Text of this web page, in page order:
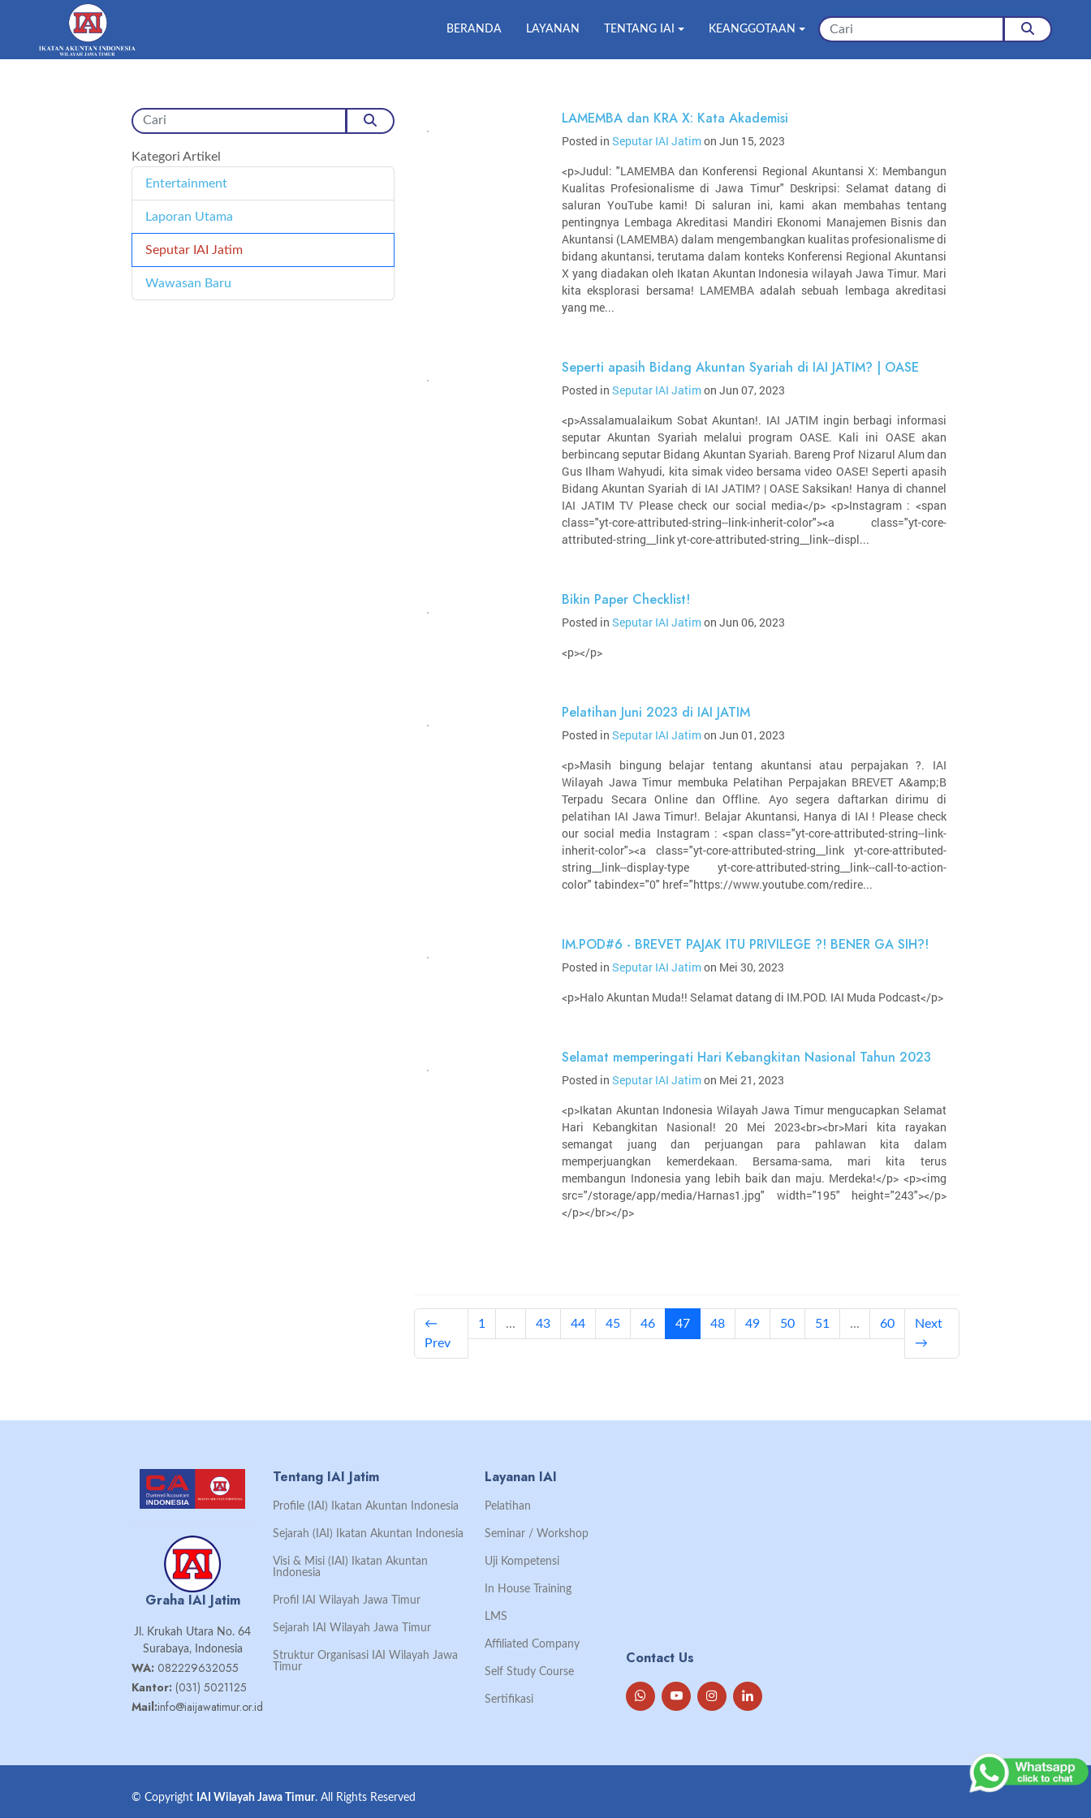
BERANDA LAYANAN TENTANG IAI KEANGGOTAAN
Kategori Artikel
Entertainment
Laporan Utama
Seputar IAI Jatim
Wawasan Baru
LAMEMBA dan KRA X: Kata Akademisi
Posted in Seputar IAI Jatimon Jun 15, 2023
<p>Judul: "LAMEMBA dan Konferensi Regional Akuntansi X: Membangun
Kualitas Profesionalisme di Jawa Timur" Deskripsi: Selamat datang di
saluran YouTube kami! Di saluran ini, kami akan membahas tentang
pentingnya Lembaga Akreditasi Mandiri Ekonomi Manajemen Bisnis dan
Akuntansi (LAMEMBA) dalam mengembangkan kualitas profesionalisme di
bidang akuntansi, terutama dalam konteks Konferensi Regional Akuntansi
X yang diadakan oleh Ikatan Akuntan Indonesia wilayah Jawa Timur. Mari
kita eksplorasi bersama! LAMEMBA adalah sebuah lembaga akreditasi
yang me...
Seperti apasih Bidang Akuntan Syariah di IAI JATIM? | OASE
Posted in Seputar IAI Jatimon Jun 07, 2023
<p>Assalamualaikum Sobat Akuntan!. IAI JATIM ingin berbagi informasi
seputar Akuntan Syariah melalui program OASE. Kali ini OASE akan
berbincang seputar Bidang Akuntan Syariah. Bareng Prof Nizarul Alum dan
Gus Ilham Wahyudi, kita simak video bersama video OASE! Seperti apasih
Bidang Akuntan Syariah di IAI JATIM? | OASE Saksikan! Hanya di channel
IAI JATIM TV Please check our social media</p> <p>Instagram : <span
class="yt-core-attributed-string--link-inherit-color"><a class="yt-core-
attributed-string__link yt-core-attributed-string__link--displ...
Bikin Paper Checklist!
Posted in Seputar IAI Jatimon Jun 06, 2023
<p></p>
Pelatihan Juni 2023 di IAI JATIM
Posted in Seputar IAI Jatimon Jun 01, 2023
<p>Masih bingung belajar tentang akuntansi atau perpajakan ?. IAI
Wilayah Jawa Timur membuka Pelatihan Perpajakan BREVET A&amp;B
Terpadu Secara Online dan Offline. Ayo segera daftarkan dirimu di
pelatihan IAI Jawa Timur!. Belajar Akuntansi, Hanya di IAI ! Please check
our social media Instagram : <span class="yt-core-attributed-string--link-
inherit-color"><a class="yt-core-attributed-string__link yt-core-attributed-
string__link--display-type yt-core-attributed-string__link--call-to-action-
color" tabindex="0" href="https://www.youtube.com/redire...
IM.POD#6 - BREVET PAJAK ITU PRIVILEGE ?! BENER GA SIH?!
Posted in Seputar IAI Jatimon Mei 30, 2023
<p>Halo Akuntan Muda!! Selamat datang di IM.POD. IAI Muda Podcast</p>
Selamat memperingati Hari Kebangkitan Nasional Tahun 2023
Posted in Seputar IAI Jatimon Mei 21, 2023
<p>Ikatan Akuntan Indonesia Wilayah Jawa Timur mengucapkan Selamat
Hari Kebangkitan Nasional! 20 Mei 2023<br><br>Mari kita rayakan
semangat juang dan perjuangan para pahlawan kita dalam
memperjuangkan kemerdekaan. Bersama-sama, mari kita terus
membangun Indonesia yang lebih baik dan maju. Merdeka!</p> <p><img
src="/storage/app/media/Harnas1.jpg" width="195" height="243"></p>
</p></br></p>
←
Prev
1 ... 43 44 45 46 47(current)
48 49 50 51 ... 60
Next
→
Graha IAI Jatim
Jl. Krukah Utara No. 64
Surabaya, Indonesia
WA: 082229632055
Kantor: (031) 5021125
Mail:info@iaijawatimur.or.id
Tentang IAI Jatim
Profile (IAI) Ikatan Akuntan Indonesia
Sejarah (IAI) Ikatan Akuntan Indonesia
Visi & Misi (IAI) Ikatan Akuntan
Indonesia
Profil IAI Wilayah Jawa Timur
Sejarah IAI Wilayah Jawa Timur
Struktur Organisasi IAI Wilayah Jawa
Timur
Layanan IAI
Pelatihan
Seminar / Workshop
Uji Kompetensi
In House Training
LMS
Affiliated Company
Self Study Course
Sertifikasi
Contact Us
© Copyright IAI Wilayah Jawa Timur. All Rights Reserved